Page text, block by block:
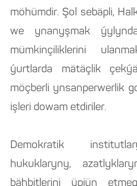
möhümdir. Şol sebäpli,
we ynanyşmak
mümkinçiliklerini
ýurtlarda mätäçlik
möçberli ynsanperwerlik
işleri dowam etdiriler.
Demokratik
hukuklaryny,
bähbitlerini üpjün